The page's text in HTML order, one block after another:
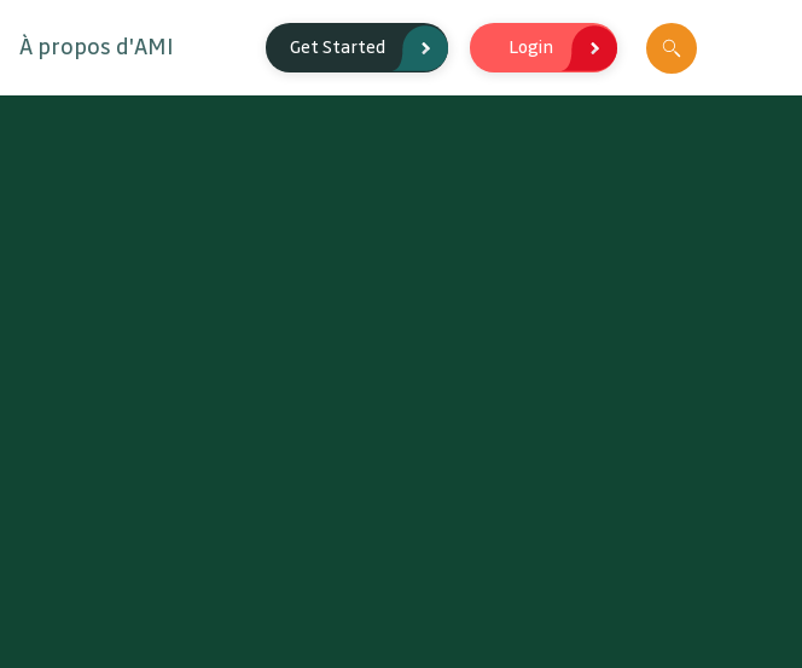
À propos d'AMI Get Started Login